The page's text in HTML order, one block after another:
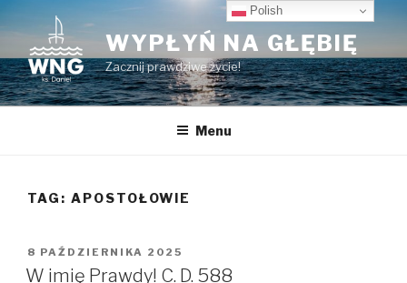
Przeskocz
do
treści
WYPŁYŃ NA GŁĘBIĘ
Zacznij prawdziwe życie!
Menu
TAG: APOSTOŁOWIE
OPUBLIKOWANE
W
8 PAŹDZIERNIKA 2025
W imię Prawdy! C. D. 588
Polish